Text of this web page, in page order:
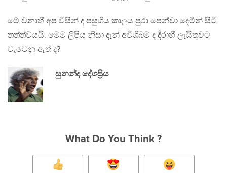
මේ වනාහී අප විසින් ද පසුගිය කාලය පුරා පෙන්වා දෙමින් සිටි
තත්ත්වයයි. මෙම ලිපිය නිසා දැන් අවිශිබම ද ර්‍ද්‍රාහී ලැයිතුවට
වැටෙනු ඇත් ද?
සුනන්ද දේශප්‍රිය
What Do You Think ?